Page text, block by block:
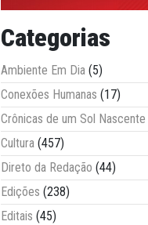
Categorias
Ambiente Em Dia (5)
Conexões Humanas (17)
Crônicas de um Sol Nascente
Cultura (457)
Direto da Redação (44)
Edições (238)
Editais (45)